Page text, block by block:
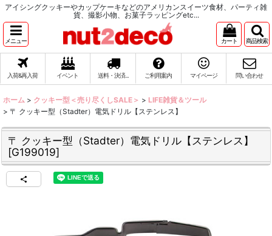
アイシングクッキーやカップケーキなどのアメリカンスイーツ食材、パーティ雑
貨、撮影小物、お菓子ラッピングetc...
メニュー カート 商品検索
入荷&再入荷 イベント 送料・決済... ご利用案内 マイページ 問い合わせ
ホーム > クッキー型＜売り尽くしSALE＞ > LIFE雑貨＆ツール
> 〒 クッキー型（Stadter）電気ドリル【ステンレス】
〒 クッキー型（Stadter）電気ドリル【ステンレス】
[G199019]